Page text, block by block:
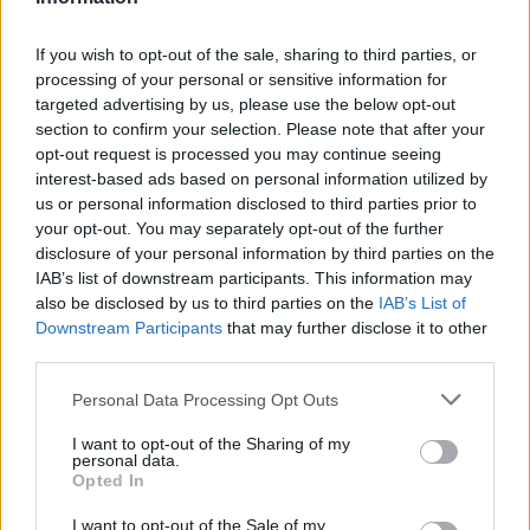
If you wish to opt-out of the sale, sharing to third parties, or
processing of your personal or sensitive information for
targeted advertising by us, please use the below opt-out
section to confirm your selection. Please note that after your
opt-out request is processed you may continue seeing
interest-based ads based on personal information utilized by
us or personal information disclosed to third parties prior to
your opt-out. You may separately opt-out of the further
disclosure of your personal information by third parties on the
IAB’s list of downstream participants. This information may
also be disclosed by us to third parties on the IAB’s List of
Downstream Participants that may further disclose it to other
Personal Data Processing Opt Outs
I want to opt-out of the Sharing of my
personal data.
Opted In
I want to opt-out of the Sale of my
έχουν ληξιπρόθεσμα χρέη στην εφορία και δεν
έχουν προβεί σε ρύθμιση, στέλνεται εντολή στις
τράπεζες να διενεργούν κατάσχεση των
οφειλόμενων ποσών και να τα αποδίδουν στο
Δημόσιο. Την ίδια στιγμή, το κράτος οφείλει
αποζημιώσεις και επιδοτήσεις στους έλληνες
αγρότες.
Το 2019 κάθε αγρότης θα πληρώνει το 27,45%
του εισοδήματός του για ασφάλιση, υγεία και
σχέδιο περιλαμβάνει την ουσιαστική κατάργηση
του ΟΓΑ, με την ένταξη όλων των ασφαλισμένων
στον Ενιαίο Φορέα Κοινωνικής Ασφάλισης